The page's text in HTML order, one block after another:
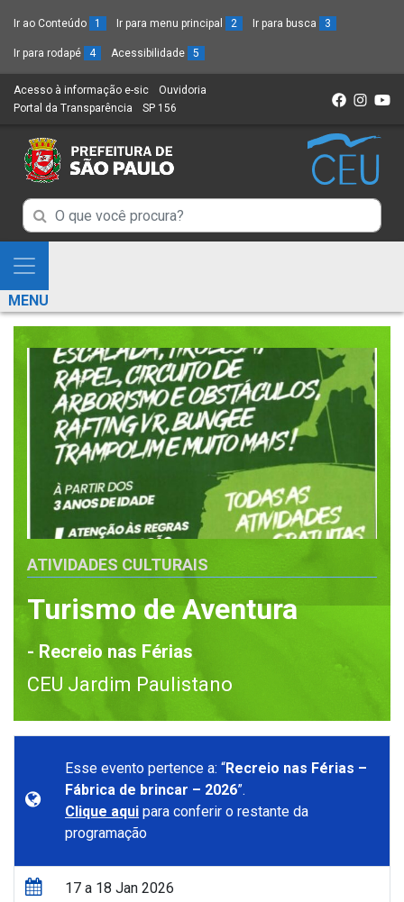
Ir ao Conteúdo 1 Ir para menu principal 2 Ir para busca 3
Ir para rodapé 4 Acessibilidade 5
Acesso à informação e-sic (Link
para
novo
sítio)
Ouvidoria
Portal da Transparência (Link
um
novo
SP 156
Campo
de
Busca
de
informações
Campo
de
de
informações
Mostra
e
Esconde
Menu
MENU
ATIVIDADES CULTURAIS
Turismo de Aventura
- Recreio nas Férias
CEU Jardim Paulistano
Esse evento pertence a: “Recreio nas Férias –
Fábrica de brincar – 2026”.
Clique aqui para conferir o restante da
programação
17 a 18 Jan 2026